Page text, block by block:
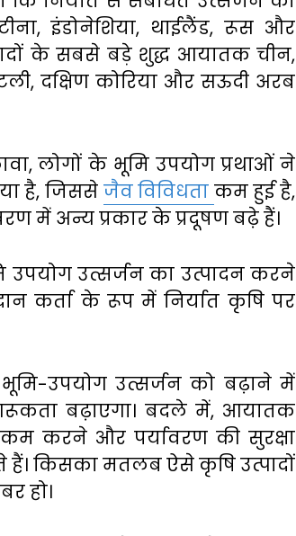
इंडोनेशिया, थाईलैंड, रूस और
के सबसे बड़े शुद्ध आयातक चीन,
दक्षिण कोरिया और सऊदी अरब
लोगों के भूमि उपयोग प्रथाओं ने
है, जिससे जैव विविधता कम हुई है,
में अन्य प्रकार के प्रदूषण बढ़े हैं।
उपयोग उत्सर्जन का उत्पादन करने
कर्ता के रूप में निर्यात कृषि पर
उपयोग उत्सर्जन को बढ़ाने में
बढ़ाएगा। बदले में, आयातक
करने और पर्यावरण की सुरक्षा
किसका मतलब ऐसे कृषि उत्पादों
हो।